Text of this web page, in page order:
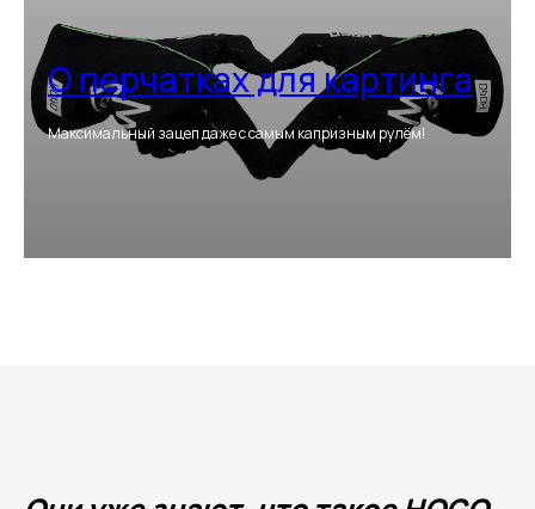
О перчатках для картинга
Максимальный зацеп даже с самым капризным рулём!